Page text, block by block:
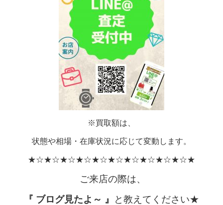
※買取額は、
状態や相場・在庫状況に応じて変動します。
★☆★☆★☆★☆★☆★☆★☆★☆★☆★☆★
ご来店の際は、
『 ブログ見たよ～ 』
と教えてください★